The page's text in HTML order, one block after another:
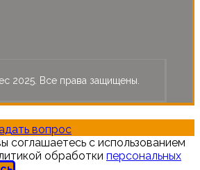
2025. Все права защищены.
вопрос
соглашаетесь с использованием
обработки персональных